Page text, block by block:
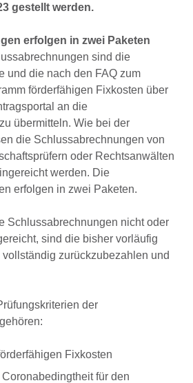
gestellt werden.
erfolgen in zwei Paketen
sind die
und die nach den FAQ zum
förderfähigen Fixkosten über
an die
übermitteln. Wie bei der
die Schlussabrechnungen von
oder Rechtsanwälten
werden. Die
erfolgen in zwei Paketen.
Schlussabrechnungen nicht oder
sind die bisher vorläufig
zurückzubezahlen und
der
Fixkosten
für den